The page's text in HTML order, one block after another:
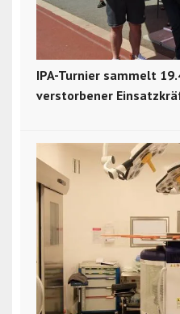
IPA-Turnier sammelt
verstorbener